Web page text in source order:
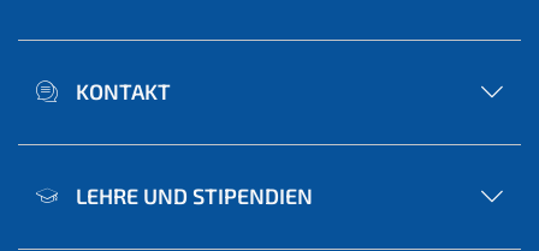
KONTAKT
LEHRE UND STIPENDIEN